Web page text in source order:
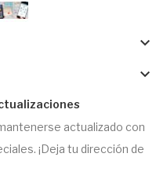
keyboard_arrow_down
keyboard_arrow_down
actualizado con
¡Deja tu dirección de